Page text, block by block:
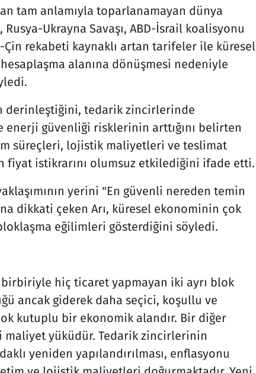
tam anlamıyla toparlanamayan dünya
Ukrayna Savaşı, ABD-İsrail koalisyonu
Çin rekabeti kaynaklı artan tarifeler ile küresel
alanına dönüşmesi nedeniyle
derinleştiğini, tedarik zincirlerinde
enerji güvenliği risklerinin arttığını belirten
süreçleri, lojistik maliyetleri ve teslimat
fiyat istikrarını olumsuz etkilediğini ifade etti.
yerini "En güvenli nereden temin
dikkati çeken Arı, küresel ekonominin çok
eğilimleri gösterdiğini söyledi.
hiç ticaret yapmayan iki ayrı blok
ancak giderek daha seçici, koşullu ve
kutuplu bir ekonomik alandır. Bir diğer
maliyet yüküdür. Tedarik zincirlerinin
yeniden yapılandırılması, enflasyonu